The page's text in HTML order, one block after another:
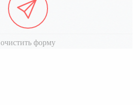
очистить форму